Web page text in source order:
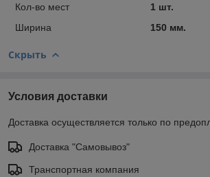
Кол-во мест
1 шт.
Ширина
150 мм.
Скрыть
Условия доставки
Доставка осуществляется только по
Доставка "Самовывоз"
Транспортная компания